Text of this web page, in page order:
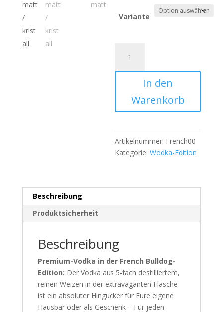
Variante
Vodka
"French
Menge
In den
Warenkorb
Artikelnummer: French00
Kategorie:Wodka-Edition
Beschreibung
Produktsicherheit
Beschreibung
Premium-Vodka in der French Bulldog-
Edition: Der Vodka aus 5-fach destilliertem,
reinen Weizen in der extravaganten Flasche
ist ein absoluter Hingucker für Eure eigene
Hausbar oder als Geschenk – Für jeden